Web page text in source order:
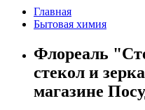
Главная
Бытовая химия
Флореаль
стекол и
магазине